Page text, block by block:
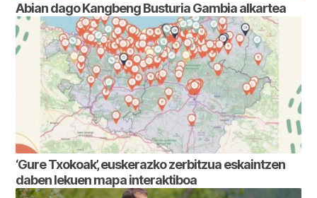
Abian dago Kangbeng Busturia Gambia alkartea
‘Gure Txokoak’, euskerazko zerbitzua eskaintzen
daben lekuen mapa interaktiboa